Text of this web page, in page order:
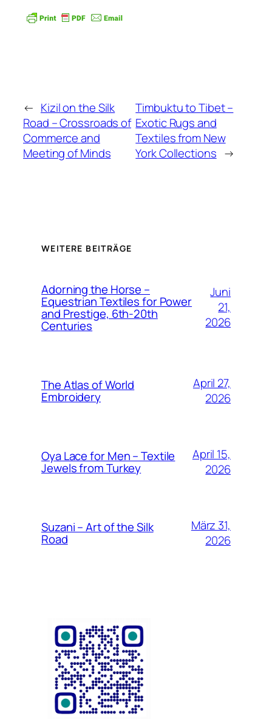
← Kizil on the Silk
Road – Crossroads of
Commerce and
Meeting of Minds
Timbuktu to Tibet –
Exotic Rugs and
Textiles from New
York Collections →
WEITERE BEITRÄGE
Adorning the Horse –
Equestrian Textiles for Power
and Prestige, 6th-20th
Centuries
Juni
21,
2026
The Atlas of World
Embroidery
April 27,
2026
Oya Lace for Men – Textile
Jewels from Turkey
April 15,
2026
Suzani – Art of the Silk
Road
März 31,
2026